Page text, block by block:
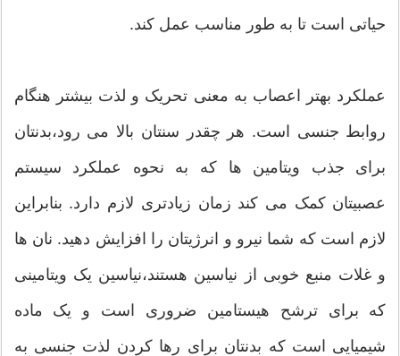
حیاتی است تا به طور مناسب عمل کند.
عملکرد بهتر اعصاب به معنی تحریک و لذت بیشتر هنگام
روابط جنسی است. هر چقدر سنتان بالا می رود،بدنتان
برای جذب ویتامین ها که به نحوه عملکرد سیستم
عصبیتان کمک می کند زمان زیادتری لازم دارد. بنابراین
لازم است که شما نیرو و انرژیتان را افزایش دهید. نان ها
و غلات منبع خوبی از نیاسین هستند،نیاسین یک ویتامینی
که برای ترشح هیستامین ضروری است و یک ماده
شیمیایی است که بدنتان برای رها کردن لذت جنسی به